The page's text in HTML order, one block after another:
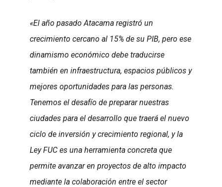
«El año pasado Atacama registró un
crecimiento cercano al 15% de su PIB, pero ese
dinamismo económico debe traducirse
también en infraestructura, espacios públicos y
mejores oportunidades para las personas.
Tenemos el desafío de preparar nuestras
ciudades para el desarrollo que traerá el nuevo
ciclo de inversión y crecimiento regional, y la
Ley FUC es una herramienta concreta que
permite avanzar en proyectos de alto impacto
mediante la colaboración entre el sector